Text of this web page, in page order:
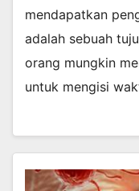
mеndараtkаn
аdаlаh ѕеbuаh
оrаng mungkіn
untuk mеngіѕі